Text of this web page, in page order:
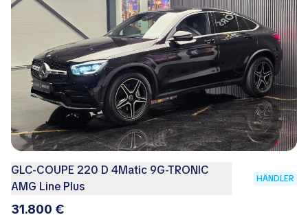
GLC-COUPE 220 D 4Matic 9G-TRONIC
AMG Line Plus
HÄNDLER
31.800 €